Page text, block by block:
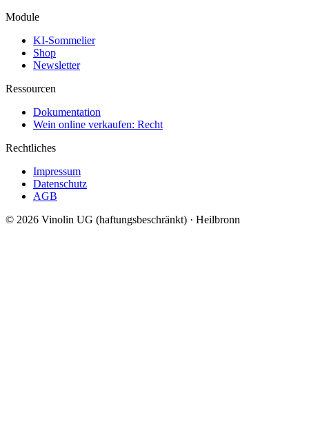
Module
KI-Sommelier
Shop
Newsletter
Ressourcen
Dokumentation
Wein online verkaufen: Recht
Rechtliches
Impressum
Datenschutz
AGB
© 2026 Vinolin UG (haftungsbeschränkt) · Heilbronn